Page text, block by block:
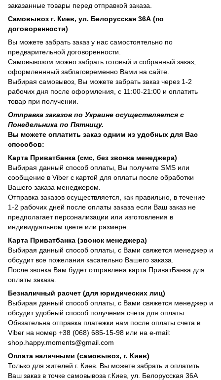
заказанные товары перед отправкой заказа.
Самовывоз г. Киев, ул. Белорусская 36А (по
договоренности)
Вы можете забрать заказ у нас самостоятельно по
предварительной договоренности.
Самовывозом можно забрать готовый и собранный заказ,
оформленнный заблаговременно Вами на сайте.
Выбирая самовывоз, Вы можете забрать заказ через 1-2
рабочих дня после оформления, с 11:00-21:00 и оплатить
товар при получении.
Отправка заказов по Украине осуществляется с
Понедельника по Пятницу.
Вы можете оплатить заказ одним из удобных для Вас
способов:
Карта Приватбанка (смс, без звонка менеджера)
Выбирая данный способ оплаты, Вы получите SMS или
сообщение в Viber с картой для оплаты после обработки
Вашего заказа менеджером.
Отправка заказов осуществляется, как правильно, в течение
1-2 рабочих дней после оплаты заказа если Ваш заказ не
предполагает персонализации или изготовления в
индивидуальном цвете или размере.
Карта Приватбанка (звонок менеджера)
Выбирая данный способ оплаты, с Вами свяжется менеджер и
обсудит все пожелания касательно Вашего заказа.
После звонка Вам будет отправлена карта ПриватБанка для
оплаты заказа.
Безналичный расчет (для юридических лиц)
Выбирая данный способ оплаты, с Вами свяжется менеджер и
обсудит удобный способ получения счета для оплаты.
Обязательна отправка платежки нам после оплаты счета в
Viber на номер +38 (068) 685-15-98 или на e-mail:
shop.happy.moments@gmail.com
Оплата наличными (самовывоз, г. Киев)
Только для жителей г. Киев. Вы можете забрать и оплатить
Ваш заказ в точке самовывоза г.Киев, ул. Белорусская 36А